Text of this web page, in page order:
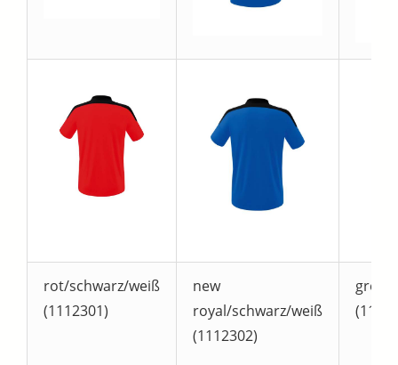
rot/schwarz/weiß
(1112301)
new
royal/schwarz/weiß
(1112302)